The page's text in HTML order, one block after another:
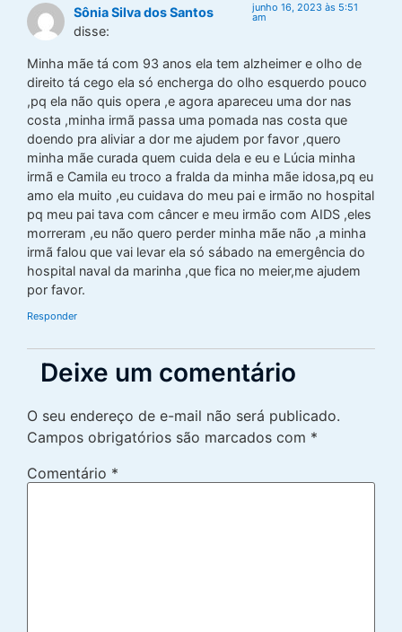
Sônia Silva dos Santos
disse:
junho 16, 2023 às 5:51
am
Minha mãe tá com 93 anos ela tem alzheimer e olho de
direito tá cego ela só encherga do olho esquerdo pouco
,pq ela não quis opera ,e agora apareceu uma dor nas
costa ,minha irmã passa uma pomada nas costa que
doendo pra aliviar a dor me ajudem por favor ,quero
minha mãe curada quem cuida dela e eu e Lúcia minha
irmã e Camila eu troco a fralda da minha mãe idosa,pq eu
amo ela muito ,eu cuidava do meu pai e irmão no hospital
pq meu pai tava com câncer e meu irmão com AIDS ,eles
morreram ,eu não quero perder minha mãe não ,a minha
irmã falou que vai levar ela só sábado na emergência do
hospital naval da marinha ,que fica no meier,me ajudem
por favor.
Responder
Deixe um comentário
O seu endereço de e-mail não será publicado.
Campos obrigatórios são marcados com *
Comentário *